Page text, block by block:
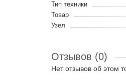
Тип техники
Товар
Узел
Отзывов (0)
Нет отзывов об этом